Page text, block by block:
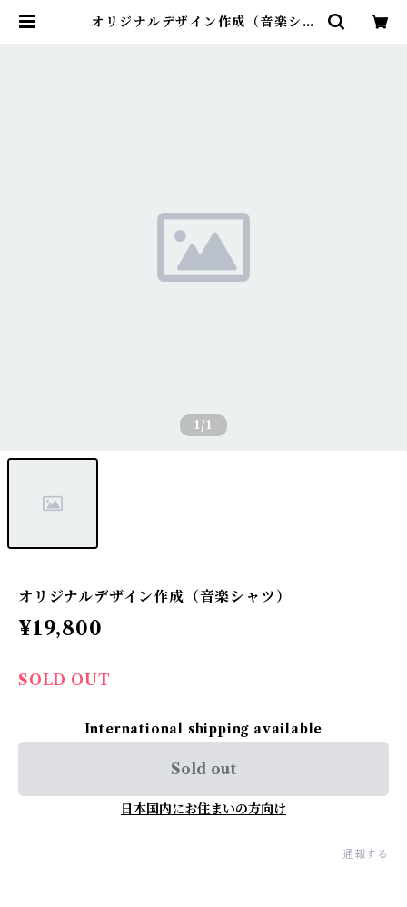
オリジナルデザイン作成（音楽シャ
1 /1
オリジナルデザイン作成（音楽シャツ）
¥19,800
SOLD OUT
International shipping available
Sold out
日本国内にお住まいの方向け
通報する